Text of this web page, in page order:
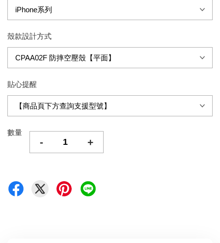
殼款設計方式
貼心提醒
數量
- +